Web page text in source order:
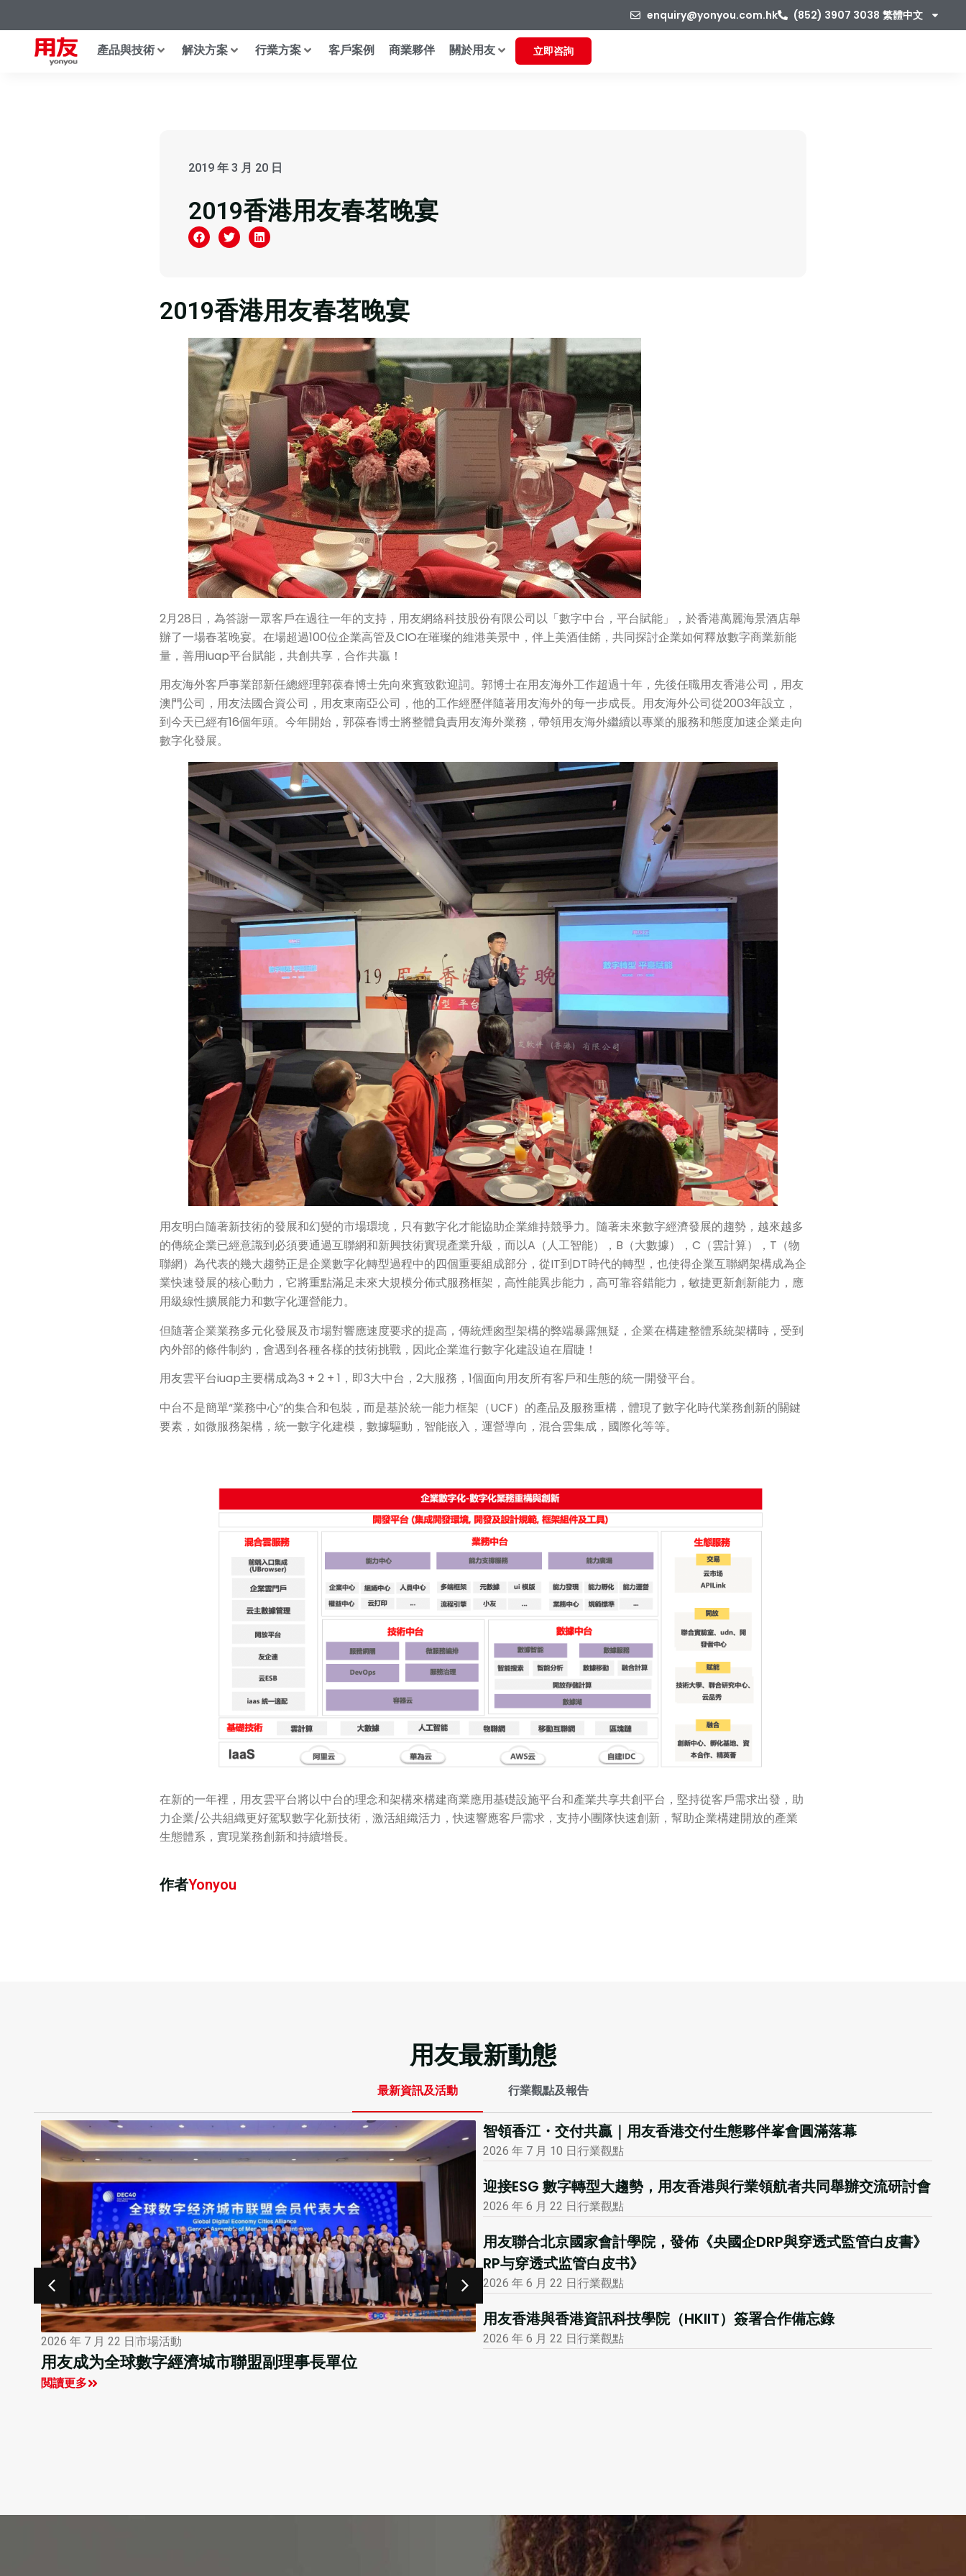
enquiry@yonyou.com.hk (852) 3907 3038 繁體中文
產品與技術 解決方案 行業方案 客戶案例 商業夥伴 關於用友 立即咨詢
2019 年 3 月 20 日
2019香港用友春茗晚宴
2019香港用友春茗晚宴
2月28日，為答謝一眾客戶在過往一年的支持，用友網絡科技股份有限公司以「數字中台，平台賦能」，於香港萬麗海景酒店舉
辦了一場春茗晚宴。在場超過100位企業高管及CIO在璀璨的維港美景中，伴上美酒佳餚，共同探討企業如何釋放數字商業新能
量，善用iuap平台賦能，共創共享，合作共贏！
用友海外客戶事業部新任總經理郭葆春博士先向來賓致歡迎詞。郭博士在用友海外工作超過十年，先後任職用友香港公司，用友
澳門公司，用友法國合資公司，用友東南亞公司，他的工作經歷伴隨著用友海外的每一步成長。用友海外公司從2003年設立，
到今天已經有16個年頭。今年開始，郭葆春博士將整體負責用友海外業務，帶領用友海外繼續以專業的服務和態度加速企業走向
數字化發展。
用友明白隨著新技術的發展和幻變的市場環境，只有數字化才能協助企業維持競爭力。隨著未來數字經濟發展的趨勢，越來越多
的傳統企業已經意識到必須要通過互聯網和新興技術實現產業升級，而以A（人工智能），B（大數據），C（雲計算），T（物
聯網）為代表的幾大趨勢正是企業數字化轉型過程中的四個重要組成部分，從IT到DT時代的轉型，也使得企業互聯網架構成為企
業快速發展的核心動力，它將重點滿足未來大規模分佈式服務框架，高性能異步能力，高可靠容錯能力，敏捷更新創新能力，應
用級線性擴展能力和數字化運營能力。
但隨著企業業務多元化發展及市場對響應速度要求的提高，傳統煙囪型架構的弊端暴露無疑，企業在構建整體系統架構時，受到
內外部的條件制約，會遇到各種各樣的技術挑戰，因此企業進行數字化建設迫在眉睫！
用友雲平台iuap主要構成為3 + 2 + 1，即3大中台，2大服務，1個面向用友所有客戶和生態的統一開發平台。
中台不是簡單“業務中心”的集合和包裝，而是基於統一能力框架（UCF）的產品及服務重構，體現了數字化時代業務創新的關鍵
要素，如微服務架構，統一數字化建模，數據驅動，智能嵌入，運營導向，混合雲集成，國際化等等。
在新的一年裡，用友雲平台將以中台的理念和架構來構建商業應用基礎設施平台和產業共享共創平台，堅持從客戶需求出發，助
力企業/公共組織更好駕馭數字化新技術，激活組織活力，快速響應客戶需求，支持小團隊快速創新，幫助企業構建開放的產業
生態體系，實現業務創新和持續增長。
作者Yonyou
用友最新動態
最新資訊及活動 行業觀點及報告
2026 年 7 月 16 日 行業觀點
全球數字經濟城市聯盟學員探訪用友
智領香江・交付共贏｜用友香港交付生態夥伴峯會圓滿落幕
2026 年 7 月 10 日 行業觀點
迎接ESG 數字轉型大趨勢，用友香港與行業領航者共同舉辦交流研討會
2026 年 6 月 22 日 行業觀點
用友聯合北京國家會計學院，發佈《央國企DRP與穿透式監管白皮書》
RP与穿透式监管白皮书》
2026 年 6 月 22 日 行業觀點
用友香港與香港資訊科技學院（HKIIT）簽署合作備忘錄
2026 年 6 月 22 日 行業觀點